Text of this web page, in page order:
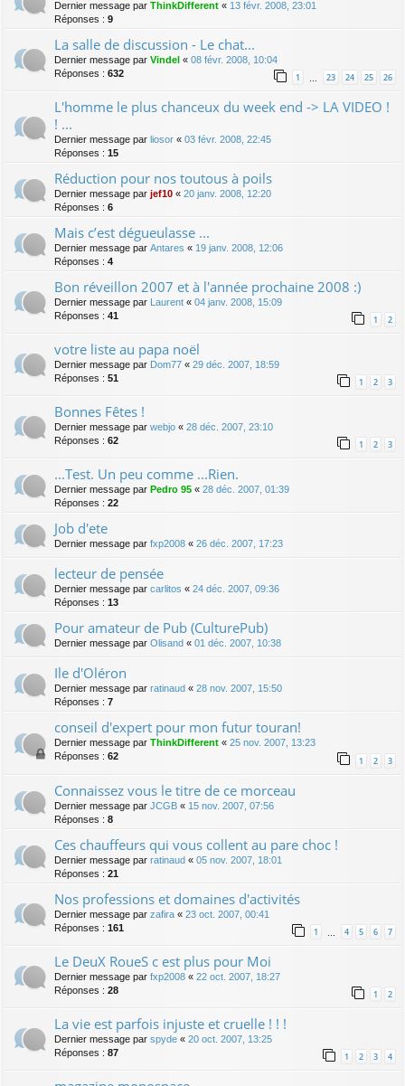
Dernier message par ThinkDifferent « 13 févr. 2008, 23:01
Réponses : 9
La salle de discussion - Le chat...
Dernier message par Vindel « 08 févr. 2008, 10:04
Réponses : 632 1 … 23 24 25 26
L'homme le plus chanceux du week end -> LA VIDEO !
! ...
Dernier message par liosor « 03 févr. 2008, 22:45
Réponses : 15
Réduction pour nos toutous à poils
Dernier message par jef10 « 20 janv. 2008, 12:20
Réponses : 6
Mais c’est dégueulasse ...
Dernier message par Antares « 19 janv. 2008, 12:06
Réponses : 4
Bon réveillon 2007 et à l'année prochaine 2008 :)
Dernier message par Laurent « 04 janv. 2008, 15:09
Réponses : 41 1 2
votre liste au papa noël
Dernier message par Dom77 « 29 déc. 2007, 18:59
Réponses : 51 1 2 3
Bonnes Fêtes !
Dernier message par webjo « 28 déc. 2007, 23:10
Réponses : 62 1 2 3
...Test. Un peu comme ...Rien.
Dernier message par Pedro 95 « 28 déc. 2007, 01:39
Réponses : 22
Job d'ete
Dernier message par fxp2008 « 26 déc. 2007, 17:23
lecteur de pensée
Dernier message par carlitos « 24 déc. 2007, 09:36
Réponses : 13
Pour amateur de Pub (CulturePub)
Dernier message par Olisand « 01 déc. 2007, 10:38
Ile d'Oléron
Dernier message par ratinaud « 28 nov. 2007, 15:50
Réponses : 7
conseil d'expert pour mon futur touran!
Dernier message par ThinkDifferent « 25 nov. 2007, 13:23
Réponses : 62 1 2 3
Connaissez vous le titre de ce morceau
Dernier message par JCGB « 15 nov. 2007, 07:56
Réponses : 8
Ces chauffeurs qui vous collent au pare choc !
Dernier message par ratinaud « 05 nov. 2007, 18:01
Réponses : 21
Nos professions et domaines d'activités
Dernier message par zafira « 23 oct. 2007, 00:41
Réponses : 161 1 4 5 6 7
Le DeuX RoueS c est plus pour Moi
Dernier message par fxp2008 « 22 oct. 2007, 18:27
Réponses : 28 1 2
La vie est parfois injuste et cruelle ! ! !
Dernier message par spyde « 20 oct. 2007, 13:25
Réponses : 87 1 2 3 4